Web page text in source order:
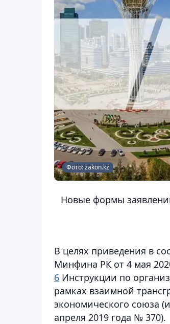
Фото: zakon.kz
Новые формы
В целях приведения в
Минфина РК от 4 мая
6 Инструкции по
рамках взаимной
экономического союза
апреля 2019 года № 370).